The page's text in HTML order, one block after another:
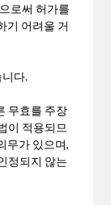
로써 허가를
기 어려울 거
다.
무효를 주장
이 적용되므
무가 있으며,
정되지 않는